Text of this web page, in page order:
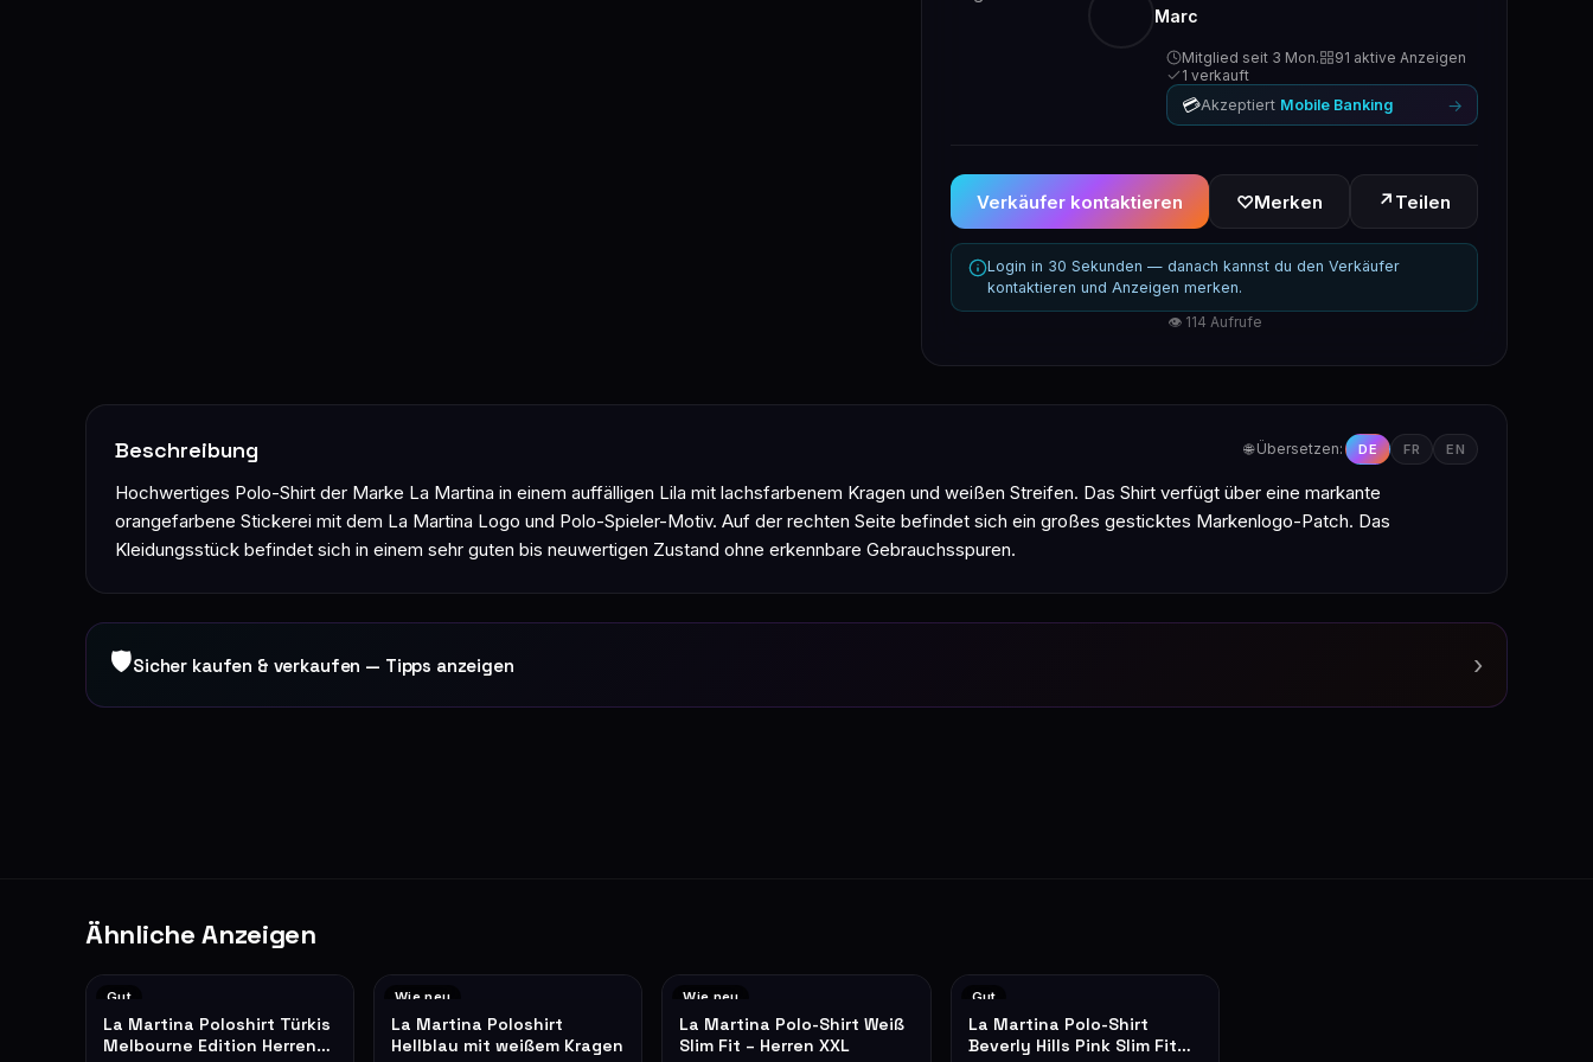
Marc
Mitglied seit 3 Mon.
91 aktive Anzeigen
1 verkauft
💳Akzeptiert Mobile Banking →
Verkäufer kontaktieren ♡Merken ↗ Teilen
Login in 30 Sekunden — danach kannst du den Verkäufer
kontaktieren und Anzeigen merken.
👁 114 Aufrufe
Beschreibung 🌐 Übersetzen: DE FR EN
Hochwertiges Polo-Shirt der Marke La Martina in einem auffälligen Lila mit lachsfarbenem Kragen und weißen Streifen. Das Shirt verfügt über eine markante
orangefarbene Stickerei mit dem La Martina Logo und Polo-Spieler-Motiv. Auf der rechten Seite befindet sich ein großes gesticktes Markenlogo-Patch. Das
Kleidungsstück befindet sich in einem sehr guten bis neuwertigen Zustand ohne erkennbare Gebrauchsspuren.
🛡Sicher kaufen & verkaufen — Tipps anzeigen ›
Ähnliche Anzeigen
Gut
La Martina Poloshirt Türkis
Melbourne Edition Herren
Wie neu
La Martina Poloshirt
Hellblau mit weißem Kragen
Wie neu
La Martina Polo-Shirt Weiß
Slim Fit – Herren XXL
Gut
La Martina Polo-Shirt
Beverly Hills Pink Slim Fit